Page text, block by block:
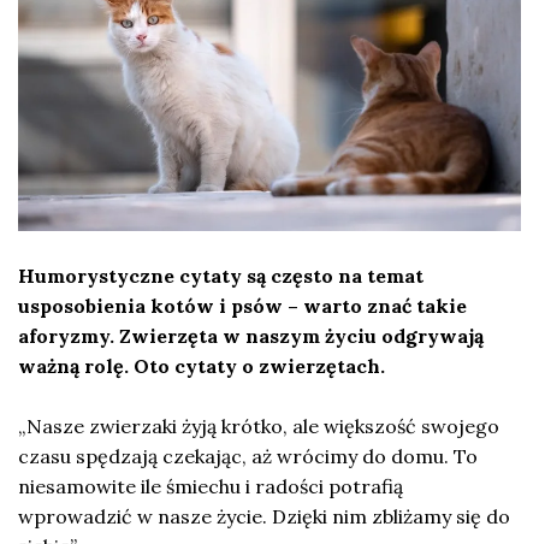
Humorystyczne cytaty są często na temat
usposobienia kotów i psów – warto znać takie
aforyzmy. Zwierzęta w naszym życiu odgrywają
ważną rolę. Oto cytaty o zwierzętach.
„Nasze zwierzaki żyją krótko, ale większość swojego
czasu spędzają czekając, aż wrócimy do domu. To
niesamowite ile śmiechu i radości potrafią
wprowadzić w nasze życie. Dzięki nim zbliżamy się do